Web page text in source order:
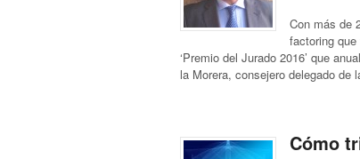
Con más de
factoring
‘Premio del Jurado 2016’ que
la Morera, consejero delegado
Cómo